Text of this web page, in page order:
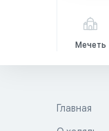
Мечеть
Главная